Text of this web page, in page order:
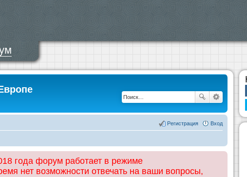
Вход
Регистрация
года форум работает в режиме
нет возможности отвечать на ваши вопросы,